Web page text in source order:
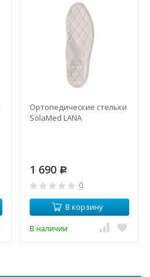
Ортопедические стельки
SolaMed LANA
1 690 Р
0
В корзину
В наличии